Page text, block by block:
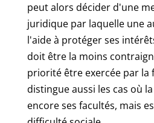
peut alors décider d'une
juridique par laquelle une
l'aide à protéger ses
doit être la moins
priorité être exercée par la
distingue aussi les cas où
encore ses facultés, mais